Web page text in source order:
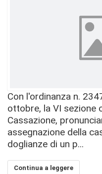
Con l'ordinanza n.
ottobre, la VI sezione
Cassazione,
assegnazione della
doglianze di un p...
Continua a leggere